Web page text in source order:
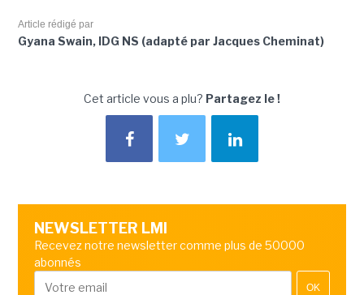
Article rédigé par
Gyana Swain, IDG NS (adapté par Jacques Cheminat)
Cet article vous a plu? Partagez le !
NEWSLETTER LMI
Recevez notre newsletter comme plus de 50000
abonnés
OK